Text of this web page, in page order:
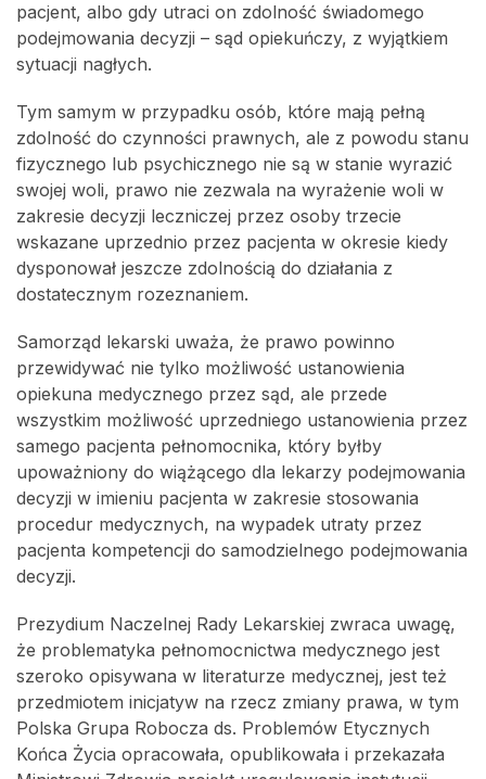
pacjent, albo gdy utraci on zdolność świadomego
podejmowania decyzji – sąd opiekuńczy, z wyjątkiem
sytuacji nagłych.
Tym samym w przypadku osób, które mają pełną
zdolność do czynności prawnych, ale z powodu stanu
fizycznego lub psychicznego nie są w stanie wyrazić
swojej woli, prawo nie zezwala na wyrażenie woli w
zakresie decyzji leczniczej przez osoby trzecie
wskazane uprzednio przez pacjenta w okresie kiedy
dysponował jeszcze zdolnością do działania z
dostatecznym rozeznaniem.
Samorząd lekarski uważa, że prawo powinno
przewidywać nie tylko możliwość ustanowienia
opiekuna medycznego przez sąd, ale przede
wszystkim możliwość uprzedniego ustanowienia przez
samego pacjenta pełnomocnika, który byłby
upoważniony do wiążącego dla lekarzy podejmowania
decyzji w imieniu pacjenta w zakresie stosowania
procedur medycznych, na wypadek utraty przez
pacjenta kompetencji do samodzielnego podejmowania
decyzji.
Prezydium Naczelnej Rady Lekarskiej zwraca uwagę,
że problematyka pełnomocnictwa medycznego jest
szeroko opisywana w literaturze medycznej, jest też
przedmiotem inicjatyw na rzecz zmiany prawa, w tym
Polska Grupa Robocza ds. Problemów Etycznych
Końca Życia opracowała, opublikowała i przekazała